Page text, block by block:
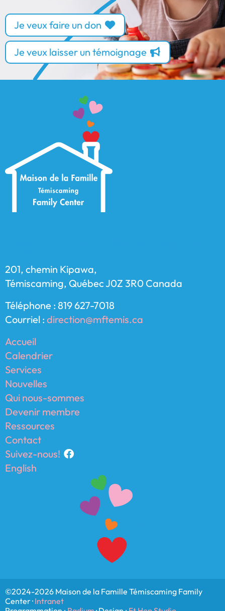
Je veux faire un don
Je veux laisser un témoignage
201, chemin Kipawa,
Témiscaming, Québec J0Z 3R0 Canada
Téléphone : 819 627-7018
Courriel : direction@mftemis.ca
Accueil
Calendrier
Services
Nouvelles
Qui nous-sommes
Devenir membre
Ressources
Contact
Suivez-nous!
English
©2024-2026 Maison de la Famille Témiscaming Family
Center · Intranet